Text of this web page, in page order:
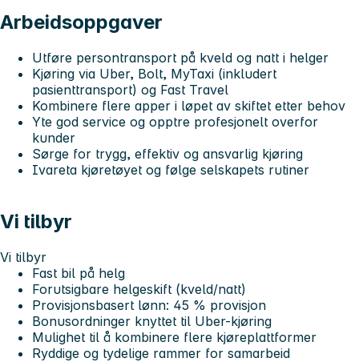
Arbeidsoppgaver
Utføre persontransport på kveld og natt i helger
Kjøring via Uber, Bolt, MyTaxi (inkludert
pasienttransport) og Fast Travel
Kombinere flere apper i løpet av skiftet etter behov
Yte god service og opptre profesjonelt overfor
kunder
Sørge for trygg, effektiv og ansvarlig kjøring
Ivareta kjøretøyet og følge selskapets rutiner
Vi tilbyr
Vi tilbyr
Fast bil på helg
Forutsigbare helgeskift (kveld/natt)
Provisjonsbasert lønn: 45 % provisjon
Bonusordninger knyttet til Uber-kjøring
Mulighet til å kombinere flere kjøreplattformer
Ryddige og tydelige rammer for samarbeid